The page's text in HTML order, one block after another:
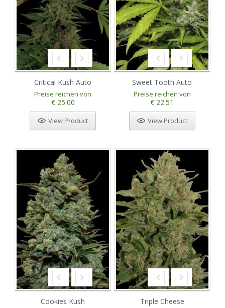
Critical Kush Auto
Preise reichen von
€ 25.00
View Product
Sweet Tooth Auto
Preise reichen von
€ 22.51
View Product
Cookies Kush Triple Cheese